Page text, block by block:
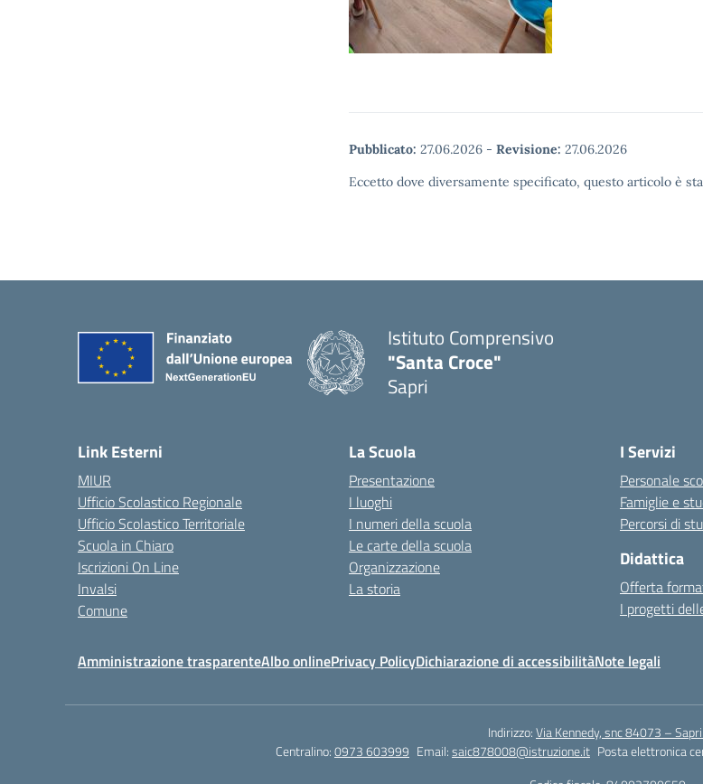
Pubblicato: 27.06.2026 - Revisione: 27.06.2026
Eccetto dove diversamente specificato, questo articolo è
Istituto Comprensivo
"Santa Croce"
Sapri
Link Esterni
MIUR
Ufficio Scolastico Regionale
Ufficio Scolastico Territoriale
Scuola in Chiaro
Iscrizioni On Line
Invalsi
Comune
La Scuola
Presentazione
I luoghi
I numeri della scuola
Le carte della scuola
Organizzazione
La storia
I Servizi
Personale
Famiglie e
Percorsi di
Didattica
Offerta
I progetti
Amministrazione trasparenteAlbo onlinePrivacy PolicyDichiarazione di accessibilitàNote legali
Indirizzo:Via Kennedy, snc 84073 –
Centralino:0973 603999 Email:saic878008@istruzione.it Posta elettronica